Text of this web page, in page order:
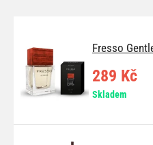
Fresso
289 Kč
Skladem